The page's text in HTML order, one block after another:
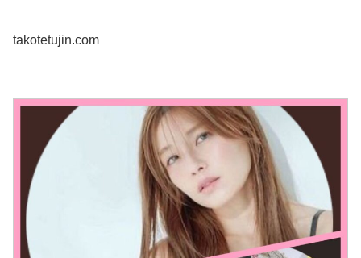
takotetujin.com